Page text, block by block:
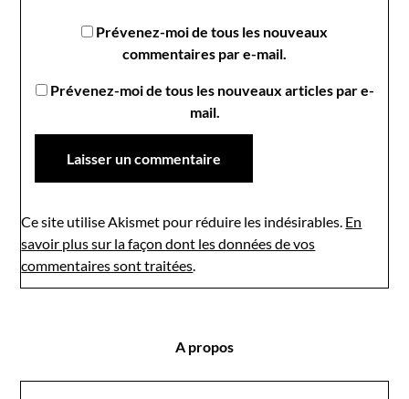
Prévenez-moi de tous les nouveaux
commentaires par e-mail.
Prévenez-moi de tous les nouveaux articles par e-
mail.
Ce site utilise Akismet pour réduire les indésirables. En
savoir plus sur la façon dont les données de vos
commentaires sont traitées.
A propos